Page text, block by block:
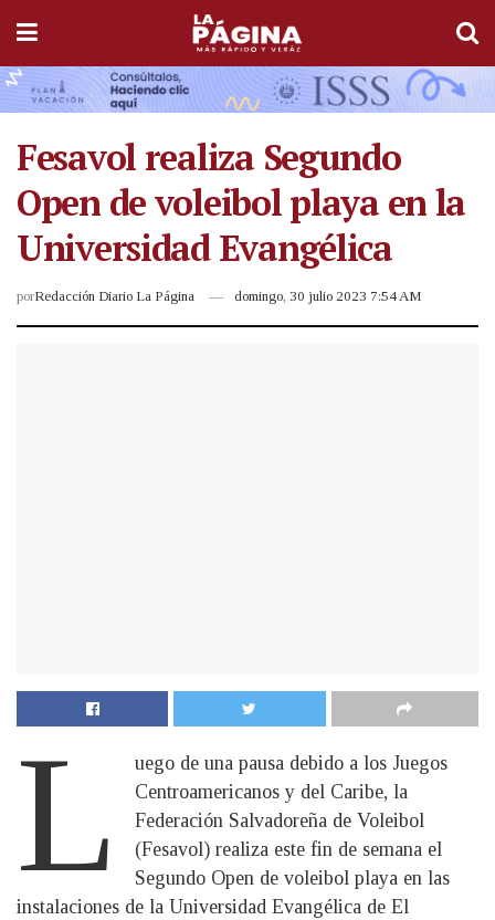
Fesavol realiza Segundo
Open de voleibol playa en la
Universidad Evangélica
porRedacción Diario La Página domingo, 30 julio 2023 7:54 AM
L
uego de una pausa debido a los Juegos
Centroamericanos y del Caribe, la
Federación Salvadoreña de Voleibol
(Fesavol) realiza este fin de semana el
Segundo Open de voleibol playa en las
instalaciones de la Universidad Evangélica de El